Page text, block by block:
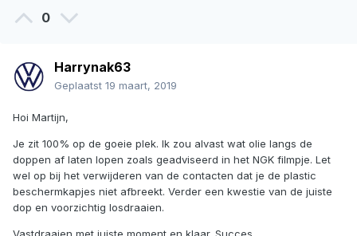
0
Harrynak63
Geplaatst 19 maart, 2019
Hoi Martijn,
Je zit 100% op de goeie plek. Ik zou alvast wat olie langs de
doppen af laten lopen zoals geadviseerd in het NGK filmpje. Let
wel op bij het verwijderen van de contacten dat je de plastic
beschermkapjes niet afbreekt. Verder een kwestie van de juiste
dop en voorzichtig losdraaien.